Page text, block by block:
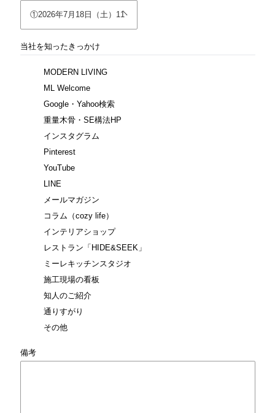
当社を知ったきっかけ
MODERN LIVING
ML Welcome
Google・Yahoo検索
重量木骨・SE構法HP
インスタグラム
Pinterest
YouTube
LINE
メールマガジン
コラム（cozy life）
インテリアショップ
レストラン「HIDE&SEEK」
ミーレキッチンスタジオ
施工現場の看板
知人のご紹介
通りすがり
その他
備考